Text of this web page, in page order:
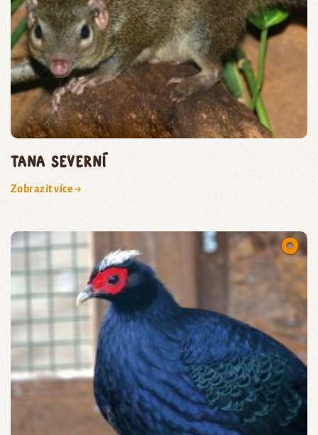
tana severní
Zobrazit více →